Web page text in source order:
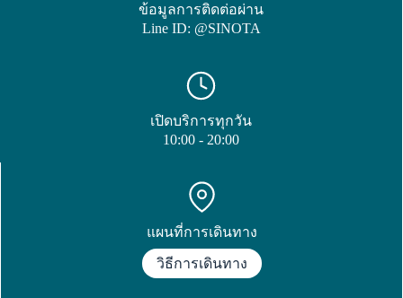
ข้อมูลการติดต่อผ่าน
Line ID: @SINOTA
เปิดบริการทุกวัน
10:00 - 20:00
แผนที่การเดินทาง
วิธีการเดินทาง